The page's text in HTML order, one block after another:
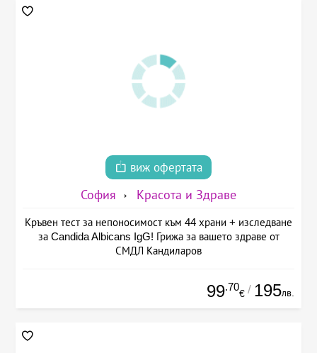
виж офертата
София Красота и Здраве
Кръвен тест за непоносимост към 44 храни + изследване
за Candida Albicans IgG! Грижа за вашето здраве от
СМДЛ Кандиларов
99.70
€ / 195лв.